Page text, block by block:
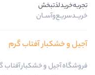
تجربه‌خرید‌لذتبخش
خریــد‌سریـع‌و‌آســان
آجیل و خشکبار آفتاب گرم